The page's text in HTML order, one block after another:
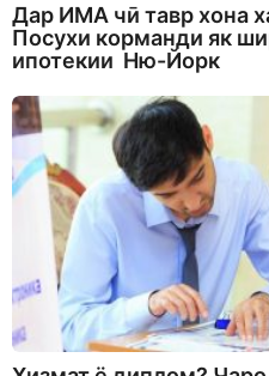
Дар ИМА чӣ тавр хона
Посухи корманди як
ипотекии Ню-Йорк